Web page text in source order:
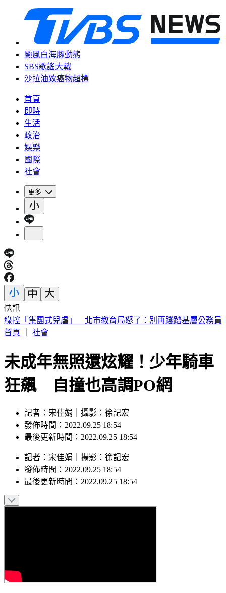
颱風白海豚動態
SBS歌謠大戰
沙拉油致癌物超標
首頁
即時
生活
政治
娛樂
國際
社會
更多
快訊
不甩藍白未來帳戶？賴清德：成長津貼已編入預算
首頁
社會
未成年無照還炫耀！少年騎車
狂飆 自撞也高調PO網
記者：宋佳娟｜攝影：徐記宏
發佈時間：2022.09.25 18:54
最後更新時間：2022.09.25 18:54
記者 ： 宋佳娟 攝影 ： 徐記宏
發佈時間： 2022.09.25 18:54
最後更新時間： 2022.09.25 18:54